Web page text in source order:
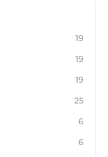
19
19
19
25
6
6